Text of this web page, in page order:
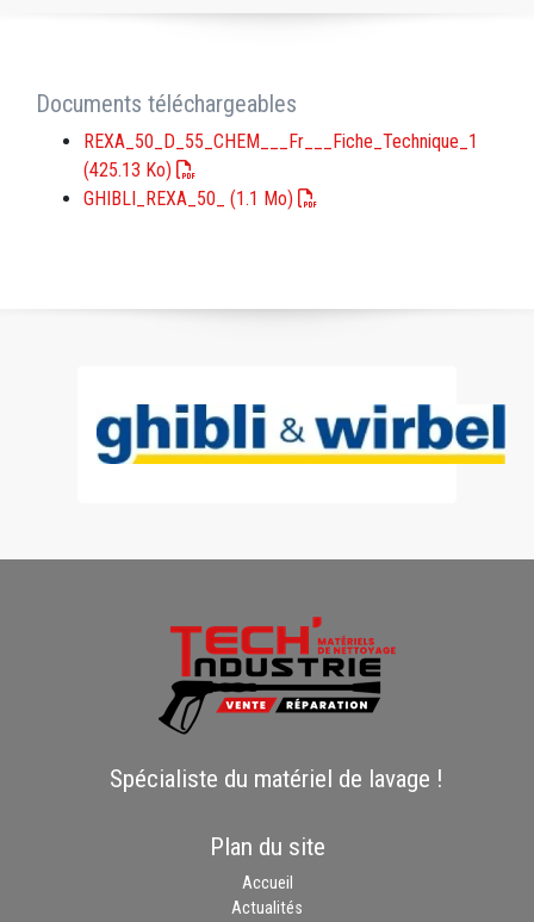
Documents téléchargeables
REXA_50_D_55_CHEM___Fr___Fiche_Technique_1
(425.13 Ko)
GHIBLI_REXA_50_ (1.1 Mo)
Spécialiste du matériel de lavage !
Plan du site
Accueil
Actualités